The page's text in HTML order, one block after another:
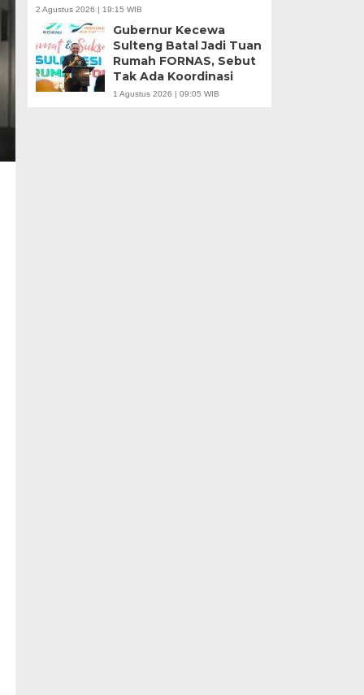
2 Agustus 2026 | 19:15 WIB
Gubernur Kecewa
Sulteng Batal Jadi Tuan
Rumah FORNAS, Sebut
Tak Ada Koordinasi
1 Agustus 2026 | 09:05 WIB